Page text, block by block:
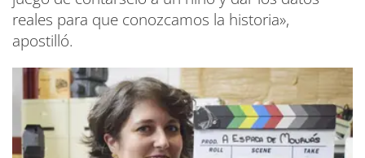
reales para que conozcamos la historia»,
apostilló.